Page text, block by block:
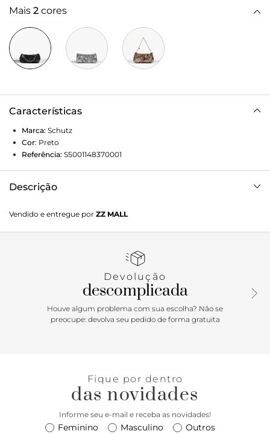
Mais 2 cores
Características
Marca: Schutz
Cor: Preto
Referência: S5001148370001
Descrição
o toque final perfeito para o seu look de festa! Com design
tipo clutch, ela se destaca pela corrente com aplicação de
longa de corrente ou leve como clutch bolsa de mão para
indispensável para noites especiais! Comprimento da alça:
50 cm | Largura da alça: 1 cm; Comprimento da alça curta:
25 cm | Largura da alça curta: 0,5 cm
Vendido e entregue por ZZ MALL
Devolução
descomplicada
Houve algum problema com sua escolha? Não se
preocupe: devolva seu pedido de forma gratuita
Fique por dentro
das novidades
Informe seu e-mail e receba as novidades!
Feminino Masculino Outros